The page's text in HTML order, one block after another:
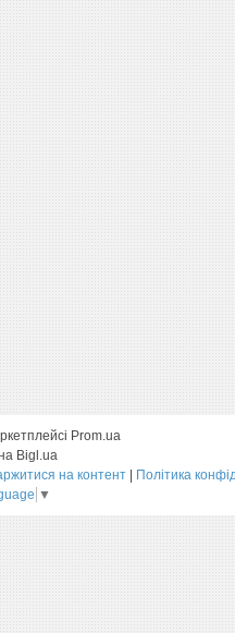
Prom.ua
Bigl.ua
на контент | Політика
▼